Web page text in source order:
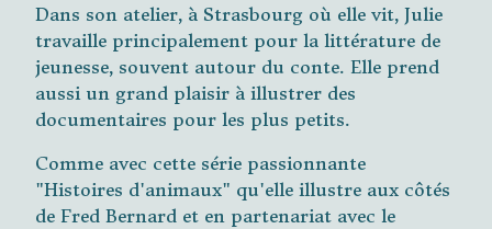
Dans son atelier, à Strasbourg où elle vit, Julie
travaille principalement pour la littérature de
jeunesse, souvent autour du conte. Elle prend
aussi un grand plaisir à illustrer des
documentaires pour les plus petits.
Comme avec cette série passionnante
"Histoires d'animaux" qu'elle illustre aux côtés
de Fred Bernard et en partenariat avec le